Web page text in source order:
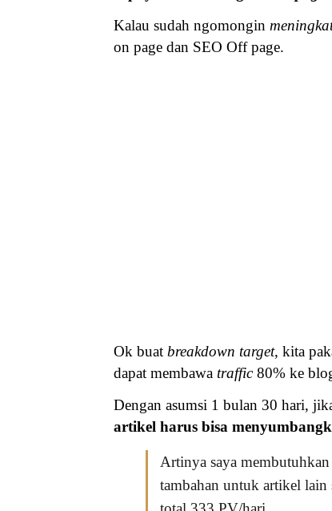
Kalau sudah ngomongin
on page dan SEO Off page.
Ok buat breakdown target, kita
dapat membawa traffic80% ke
Dengan asumsi 1 bulan 30 hari,
artikel harus bisa
Artinya saya
tambahan untuk artikel lain